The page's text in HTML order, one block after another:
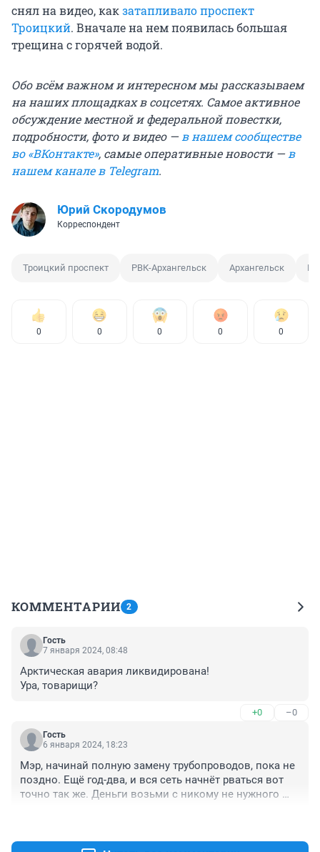
снял на видео, какзатапливало проспект
Троицкий. Вначале на нем появилась большая
трещина с горячей водой.
Обо всём важном и интересном мы рассказываем
на наших площадках в соцсетях. Самое активное
обсуждение местной и федеральной повестки,
подробности, фото и видео —в нашем сообществе
во «ВКонтакте», самые оперативные новости —в
нашем канале в Telegram.
Юрий Скородумов
Корреспондент
Троицкий проспект РВК-Архангельск Архангельск
0 0 0 0 0
КОММЕНТАРИИ 2
Гость
7 января 2024, 08:48
Арктическая авария ликвидирована!
Ура, товарищи?
+0 –0
Гость
6 января 2024, 18:23
Мэр, начинай полную замену трубопроводов, пока не
поздно. Ещё год-два, и вся сеть начнёт рваться вот
точно так же. Деньги возьми с никому не нужного